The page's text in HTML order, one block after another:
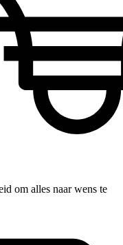
om alles naar wens te